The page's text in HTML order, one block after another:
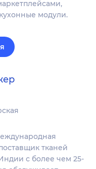
модули.
тканей
с более чем 25-